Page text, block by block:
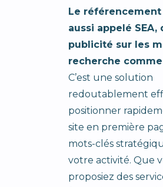
Le référencement
aussi appelé SEA,
publicité sur les
recherche
C’est une solution
redoutablement
positionner
site en première
mots-clés
votre activité. Que
proposiez des